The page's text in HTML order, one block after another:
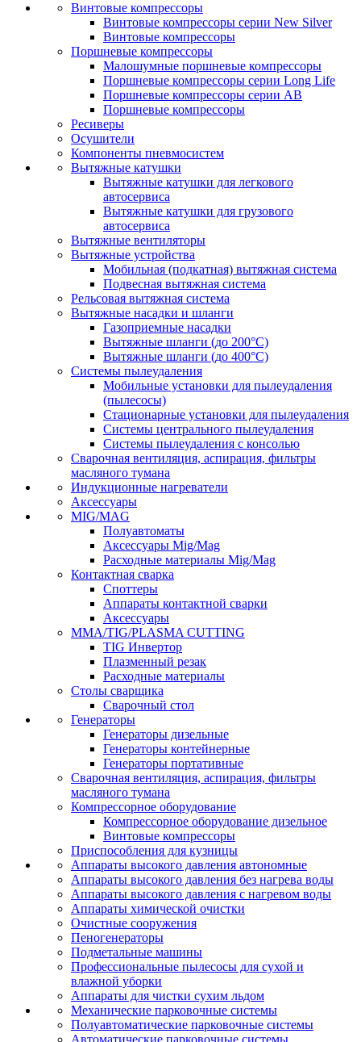
Винтовые компрессоры
Винтовые компрессоры серии New Silver
Винтовые компрессоры
Поршневые компрессоры
Малошумные поршневые компрессоры
Поршневые компрессоры серии Long Life
Поршневые компрессоры серии AB
Поршневые компрессоры
Ресиверы
Осушители
Компоненты пневмосистем
Вытяжные катушки
Вытяжные катушки для легкового
автосервиса
Вытяжные катушки для грузового
автосервиса
Вытяжные вентиляторы
Вытяжные устройства
Мобильная (подкатная) вытяжная система
Подвесная вытяжная система
Рельсовая вытяжная система
Вытяжные насадки и шланги
Газоприемные насадки
Вытяжные шланги (до 200°C)
Вытяжные шланги (до 400°C)
Системы пылеудаления
Мобильные установки для пылеудаления
(пылесосы)
Стационарные установки для пылеудаления
Системы центрального пылеудаления
Системы пылеудаления с консолью
Сварочная вентиляция, аспирация, фильтры
масляного тумана
Индукционные нагреватели
Аксессуары
MIG/MAG
Полуавтоматы
Аксессуары Mig/Mag
Расходные материалы Mig/Mag
Контактная сварка
Споттеры
Аппараты контактной сварки
Аксессуары
MMA/TIG/PLASMA CUTTING
TIG Инвертор
Плазменный резак
Расходные материалы
Столы сварщика
Сварочный стол
Генераторы
Генераторы дизельные
Генераторы контейнерные
Генераторы портативные
Сварочная вентиляция, аспирация, фильтры
масляного тумана
Компрессорное оборудование
Компрессорное оборудование дизельное
Винтовые компрессоры
Приспособления для кузницы
Аппараты высокого давления автономные
Аппараты высокого давления без нагрева воды
Аппараты высокого давления с нагревом воды
Аппараты химической очистки
Очистные сооружения
Пеногенераторы
Подметальные машины
Профессиональные пылесосы для сухой и
влажной уборки
Аппараты для чистки сухим льдом
Механические парковочные системы
Полуавтоматические парковочные системы
Автоматические парковочные системы